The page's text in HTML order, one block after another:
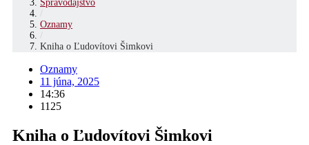
Spravodajstvo
/
Oznamy
/
Kniha o Ľudovítovi Šimkovi
Oznamy
11 júna, 2025
14:36
1125
Kniha o Ľudovítovi Šimkovi